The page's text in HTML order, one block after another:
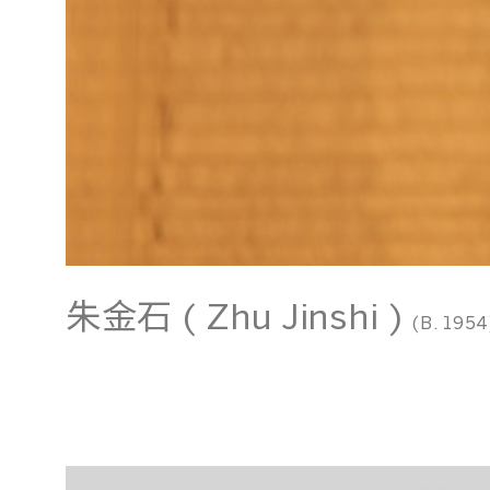
朱金石 ( Zhu Jinshi )(B.